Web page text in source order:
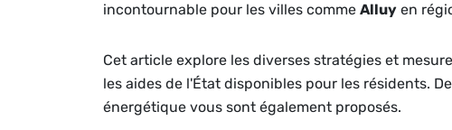
incontournable pour les villes comme Alluy en
Cet article explore les diverses stratégies et
les aides de l'État disponibles pour les résidents.
énergétique vous sont également proposés.